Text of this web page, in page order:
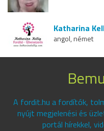
Katharina
angol, német
A fordit.hu a fordítók,
nyújt megjelenési és
portál hírekkel,